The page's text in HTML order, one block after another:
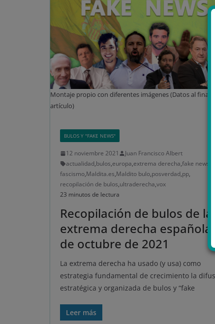
Montaje propio con diferentes imágenes (Datos al final
artículo)
BULOS Y "FAKE NEWS"
12 noviembre 2021
Juan Francisco Albert
actualidad,bulos,europa,extrema derecha,fake news
fascismo,Maldita.es,Maldito bulo,posverdad,pp,
recopilación de bulos,ultraderecha,vox
23 minutos de lectura
Recopilación de bulos de la
extrema derecha española
de octubre de 2021
La extrema derecha ha usado (y usa) como
estrategia fundamental de crecimiento la
estratégica y organizada de bulos y “fake
Leer más